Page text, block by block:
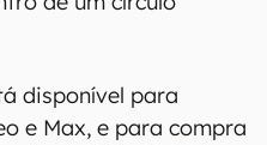
disponível para
e Max, e para compra